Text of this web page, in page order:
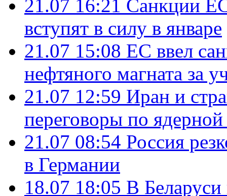
21.07 16:21 Санкции
вступят в силу в январе
21.07 15:08 ЕС ввел
нефтяного магната за
21.07 12:59 Иран и
переговоры по
21.07 08:54 Россия
в Германии
18.07 18:05 В